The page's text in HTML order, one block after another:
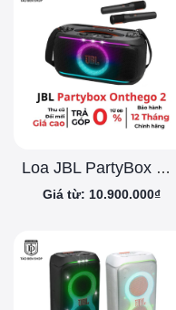
Loa JBL PartyBox On the Go 2
Giá từ: 10.900.000₫